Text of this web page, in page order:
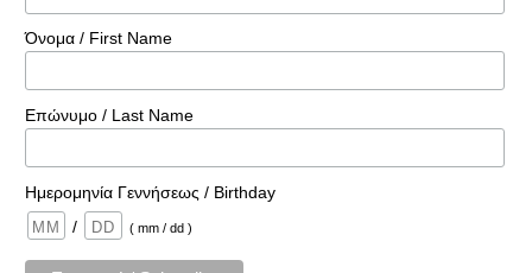
Όνομα / First Name
Επώνυμο / Last Name
Ημερομηνία Γεννήσεως / Birthday
/
( mm / dd )